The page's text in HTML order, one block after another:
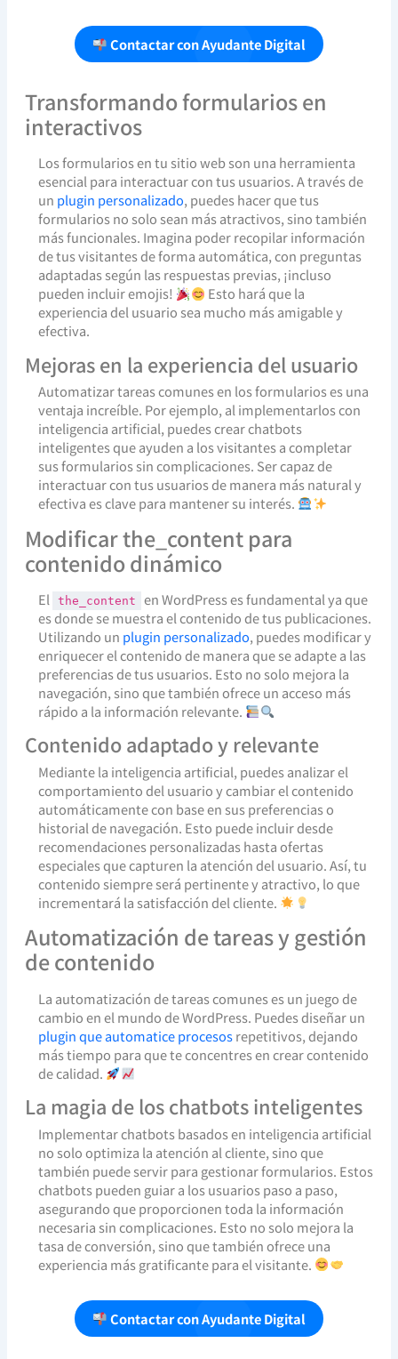
Contactar con Ayudante Digital
Transformando formularios en
interactivos
Los formularios en tu sitio web son una herramienta
esencial para interactuar con tus usuarios. A través de
un plugin personalizado, puedes hacer que tus
formularios no solo sean más atractivos, sino también
más funcionales. Imagina poder recopilar información
de tus visitantes de forma automática, con preguntas
adaptadas según las respuestas previas, ¡incluso
pueden incluir emojis!
Esto hará que la
experiencia del usuario sea mucho más amigable y
efectiva.
Mejoras en la experiencia del usuario
Automatizar tareas comunes en los formularios es una
ventaja increíble. Por ejemplo, al implementarlos con
inteligencia artificial, puedes crear chatbots
inteligentes que ayuden a los visitantes a completar
sus formularios sin complicaciones. Ser capaz de
interactuar con tus usuarios de manera más natural y
efectiva es clave para mantener su interés.
Modificar the_content para
contenido dinámico
El the_content
en WordPress es fundamental ya que
es donde se muestra el contenido de tus publicaciones.
Utilizando un plugin personalizado, puedes modificar y
enriquecer el contenido de manera que se adapte a las
preferencias de tus usuarios. Esto no solo mejora la
navegación, sino que también ofrece un acceso más
rápido a la información relevante.
Contenido adaptado y relevante
Mediante la inteligencia artificial, puedes analizar el
comportamiento del usuario y cambiar el contenido
automáticamente con base en sus preferencias o
historial de navegación. Esto puede incluir desde
recomendaciones personalizadas hasta ofertas
especiales que capturen la atención del usuario. Así, tu
contenido siempre será pertinente y atractivo, lo que
incrementará la satisfacción del cliente.
Automatización de tareas y gestión
de contenido
La automatización de tareas comunes es un juego de
cambio en el mundo de WordPress. Puedes diseñar un
plugin que automatice procesosrepetitivos, dejando
más tiempo para que te concentres en crear contenido
de calidad.
La magia de los chatbots inteligentes
Implementar chatbots basados en inteligencia artificial
no solo optimiza la atención al cliente, sino que
también puede servir para gestionar formularios. Estos
chatbots pueden guiar a los usuarios paso a paso,
asegurando que proporcionen toda la información
necesaria sin complicaciones. Esto no solo mejora la
tasa de conversión, sino que también ofrece una
experiencia más gratificante para el visitante.
Contactar con Ayudante Digital